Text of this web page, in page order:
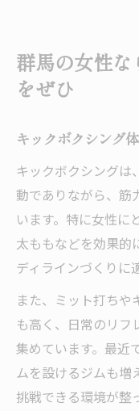
群馬の女性
をぜひ
キックボクシング
キックボクシングは
動でありながら、筋
います。特に女性に
太ももなどを効果的
ディラインづくりに
また、ミット打ち
も高く、日常のリフ
集めています。最近
ムを設けるジムも増
挑戦できる環境が整